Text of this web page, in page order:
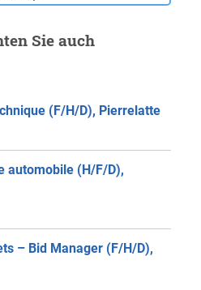
Sie auch
(F/H/D), Pierrelatte
automobile (H/F/D),
– Bid Manager (F/H/D),